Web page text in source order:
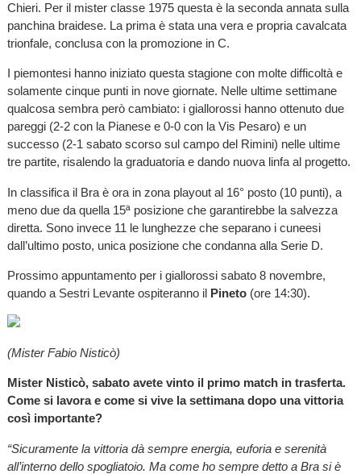
Chieri. Per il mister classe 1975 questa è la seconda annata sulla
panchina braidese. La prima è stata una vera e propria cavalcata
trionfale, conclusa con la promozione in C.
I piemontesi hanno iniziato questa stagione con molte difficoltà e
solamente cinque punti in nove giornate. Nelle ultime settimane
qualcosa sembra però cambiato: i giallorossi hanno ottenuto due
pareggi (2-2 con la Pianese e 0-0 con la Vis Pesaro) e un
successo (2-1 sabato scorso sul campo del Rimini) nelle ultime
tre partite, risalendo la graduatoria e dando nuova linfa al progetto.
In classifica il Bra è ora in zona playout al 16° posto (10 punti), a
meno due da quella 15ª posizione che garantirebbe la salvezza
diretta. Sono invece 11 le lunghezze che separano i cuneesi
dall’ultimo posto, unica posizione che condanna alla Serie D.
Prossimo appuntamento per i giallorossi sabato 8 novembre,
quando a Sestri Levante ospiteranno il Pineto(ore 14:30).
(Mister Fabio Nisticò)
Mister Nisticò, sabato avete vinto il primo match in trasferta.
Come si lavora e come si vive la settimana dopo una vittoria
così importante?
“Sicuramente la vittoria dà sempre energia, euforia e serenità
all’interno dello spogliatoio. Ma come ho sempre detto a Bra si è